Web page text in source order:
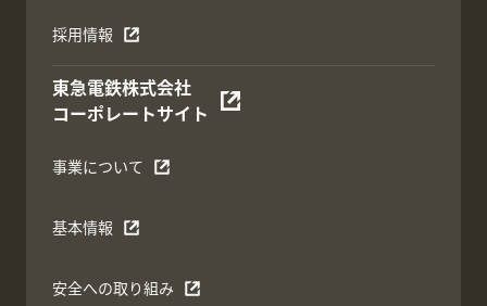
採用情報
東急電鉄株式会社
コーポレートサイト
事業について
基本情報
安全への取り組み